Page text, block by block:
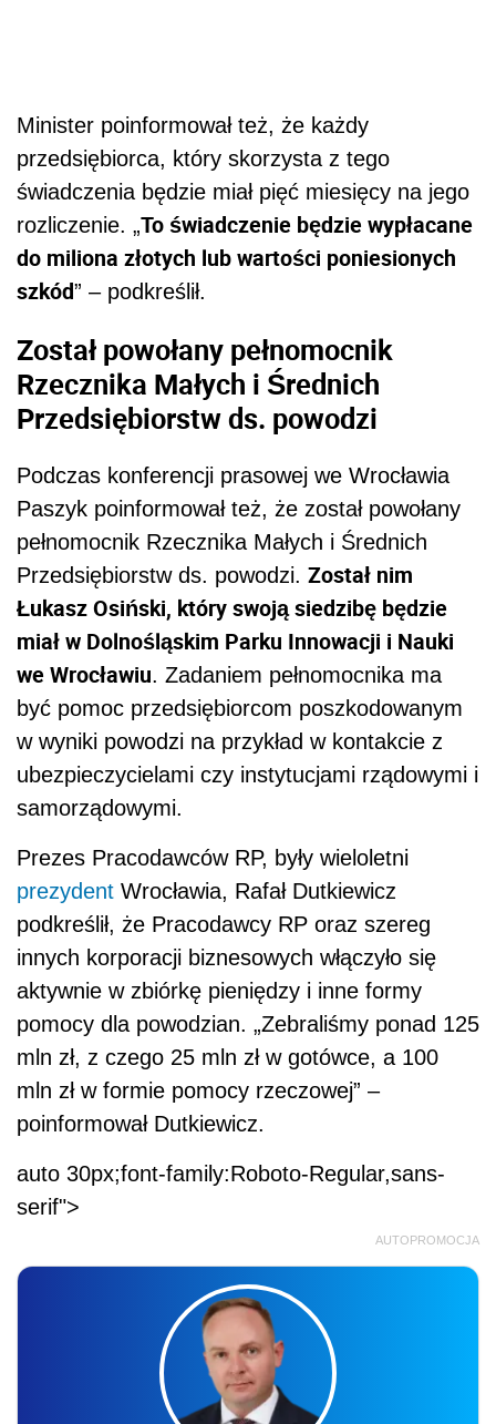
Minister poinformował też, że każdy
przedsiębiorca, który skorzysta z tego
świadczenia będzie miał pięć miesięcy na jego
rozliczenie. „To świadczenie będzie wypłacane
do miliona złotych lub wartości poniesionych
szkód” – podkreślił.
Został powołany pełnomocnik
Rzecznika Małych i Średnich
Przedsiębiorstw ds. powodzi
Podczas konferencji prasowej we Wrocławia
Paszyk poinformował też, że został powołany
pełnomocnik Rzecznika Małych i Średnich
Przedsiębiorstw ds. powodzi. Został nim
Łukasz Osiński, który swoją siedzibę będzie
miał w Dolnośląskim Parku Innowacji i Nauki
we Wrocławiu. Zadaniem pełnomocnika ma
być pomoc przedsiębiorcom poszkodowanym
w wyniki powodzi na przykład w kontakcie z
ubezpieczycielami czy instytucjami rządowymi i
samorządowymi.
Prezes Pracodawców RP, były wieloletni
prezydent Wrocławia, Rafał Dutkiewicz
podkreślił, że Pracodawcy RP oraz szereg
innych korporacji biznesowych włączyło się
aktywnie w zbiórkę pieniędzy i inne formy
pomocy dla powodzian. „Zebraliśmy ponad 125
mln zł, z czego 25 mln zł w gotówce, a 100
mln zł w formie pomocy rzeczowej” –
poinformował Dutkiewicz.
auto 30px;font-family:Roboto-Regular,sans-
serif">
AUTOPROMOCJA